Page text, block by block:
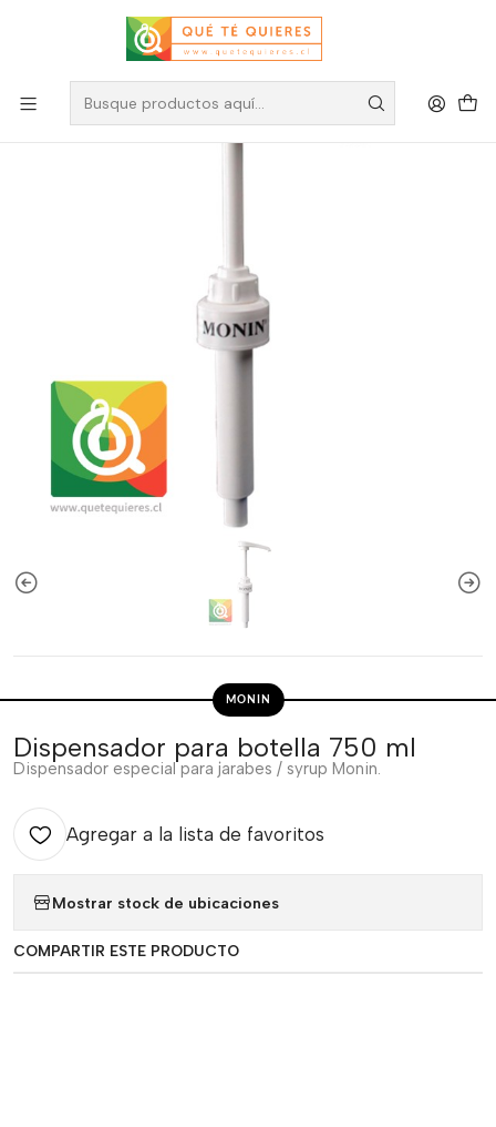
MONIN
Dispensador para botella 750 ml
Dispensador especial para jarabes / syrup Monin.
Agregar a la lista de favoritos
Mostrar stock de ubicaciones
COMPARTIR ESTE PRODUCTO